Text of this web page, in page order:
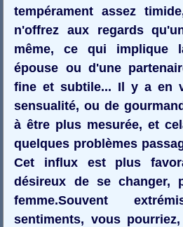
tempérament assez
n'offrez aux regards
même, ce qui implique
épouse ou d'une
fine et subtile... Il y a en
sensualité, ou de
à être plus mesurée, et
quelques problèmes
Cet influx est plus
désireux de se changer,
femme.Souvent
sentiments, vous